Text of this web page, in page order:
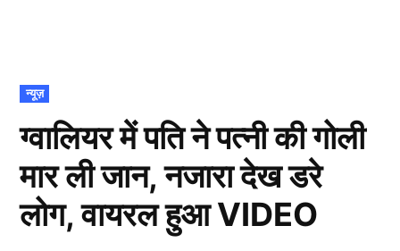
POSTED
IN
न्यूज़
ग्वालियर में पति ने पत्नी की गोली
मार ली जान, नजारा देख डरे
लोग, वायरल हुआ VIDEO